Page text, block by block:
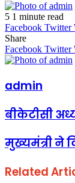
5 1 minute read
Facebook Twitter
Share
Facebook Twitter
admin
बीकेटीसी
मुख्यमंत्री ने
Related